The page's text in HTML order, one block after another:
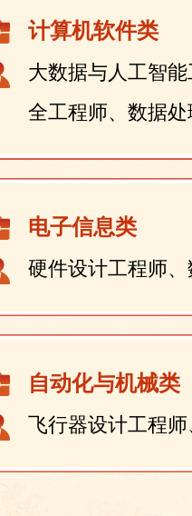
计算机软件类
大数据与人工智
全工程师、数据处
电子信息类
硬件设计工程师
自动化与机械类
飞行器设计工程